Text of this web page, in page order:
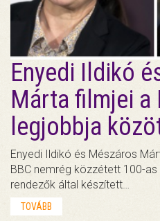
Enyedi Ildikó
Márta filmjei a
legjobbja
Enyedi Ildikó és Mészáros
BBC nemrég közzétett 100-
rendezők által készített…
TOVÁBB